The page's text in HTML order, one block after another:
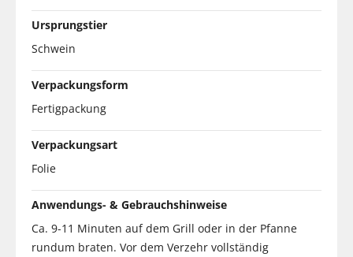
Ursprungstier
Schwein
Verpackungsform
Fertigpackung
Verpackungsart
Folie
Anwendungs- & Gebrauchshinweise
Ca. 9-11 Minuten auf dem Grill oder in der Pfanne
rundum braten. Vor dem Verzehr vollständig